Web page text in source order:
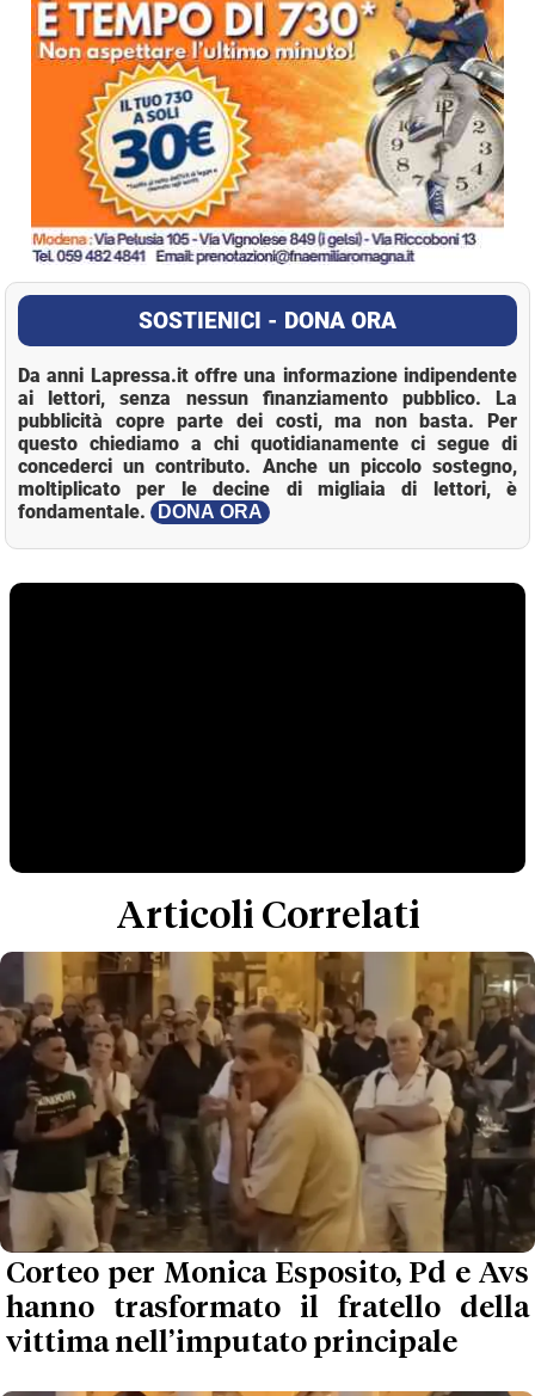
SOSTIENICI - DONA ORA
Da anni Lapressa.it offre una informazione indipendente
ai lettori, senza nessun finanziamento pubblico. La
pubblicità copre parte dei costi, ma non basta. Per
questo chiediamo a chi quotidianamente ci segue di
concederci un contributo. Anche un piccolo sostegno,
moltiplicato per le decine di migliaia di lettori, è
fondamentale.
DONA ORA
Articoli Correlati
Corteo per Monica Esposito, Pd e Avs
hanno trasformato il fratello della
vittima nell’imputato principale